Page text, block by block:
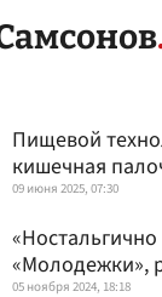
Пищевой
кишечная
09 июня 2025, 07:30
«Молодежки»,
05 ноября 2024, 18:18